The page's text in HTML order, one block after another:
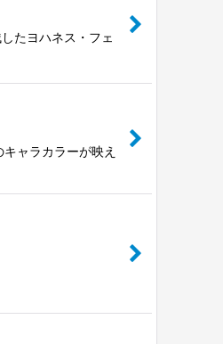
たヨハネス・フェ
ャラカラーが映え